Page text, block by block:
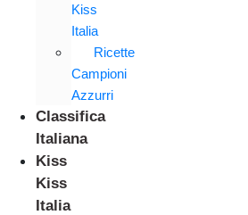
Kiss
Italia
Ricette
Campioni
Azzurri
Classifica
Italiana
Kiss
Kiss
Italia